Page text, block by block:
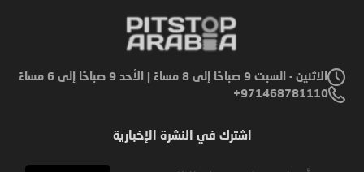
الاثنين - السبت 9 صباحًا إلى 8 مساءً | الأحد 9 صباحًا إلى 6 مساءً
971468781110+
اشترك في النشرة الإخبارية